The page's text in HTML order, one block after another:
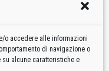
o accedere alle informazioni
di navigazione o
su alcune caratteristiche e